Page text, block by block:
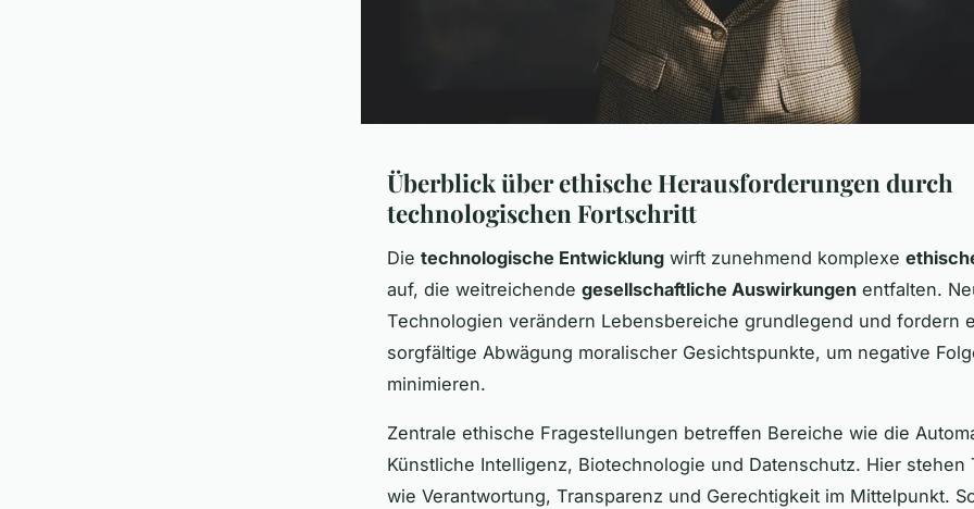
Überblick über ethische Herausforderungen durch
technologischen Fortschritt
Die technologische Entwicklung wirft zunehmend komplexe
auf, die weitreichende gesellschaftliche Auswirkungen entfalten.
Technologien verändern Lebensbereiche grundlegend und fordern
sorgfältige Abwägung moralischer Gesichtspunkte, um negative
minimieren.
Zentrale ethische Fragestellungen betreffen Bereiche wie die
Künstliche Intelligenz, Biotechnologie und Datenschutz. Hier stehen
wie Verantwortung, Transparenz und Gerechtigkeit im Mittelpunkt.